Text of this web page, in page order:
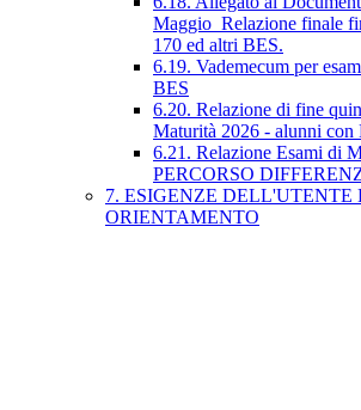
Maggio_Relazione finale
170 ed altri BES.
6.19. Vademecum per
BES
6.20. Relazione di fine
Maturità 2026 - alunni con
6.21. Relazione Esami di
PERCORSO
7. ESIGENZE DELL'UTENTE
ORIENTAMENTO